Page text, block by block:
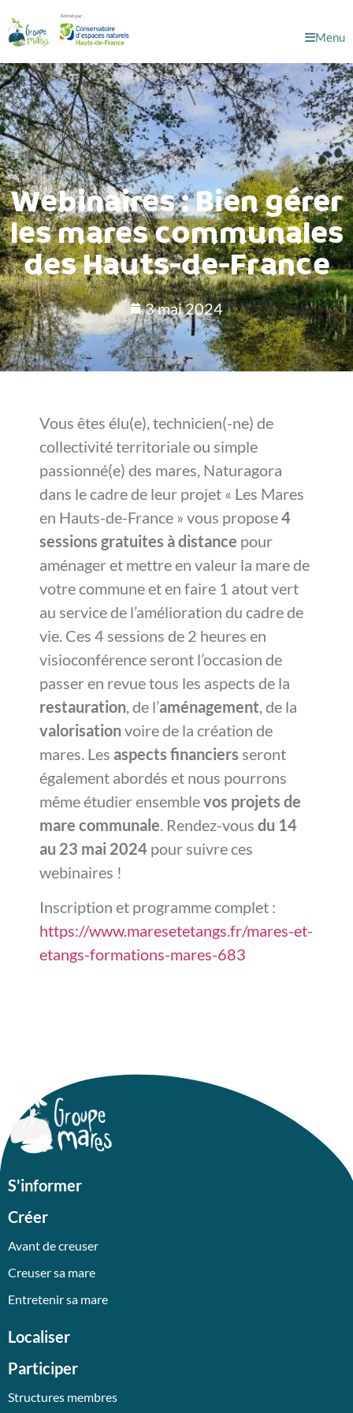
Menu
Webinaires : Bien gérer
les mares communales
des Hauts-de-France
3 mai 2024
Vous êtes élu(e), technicien(-ne) de
collectivité territoriale ou simple
passionné(e) des mares, Naturagora
dans le cadre de leur projet « Les Mares
en Hauts-de-France » vous propose4
sessions gratuites à distance pour
aménager et mettre en valeur la mare de
votre commune et en faire 1 atout vert
au service de l’amélioration du cadre de
vie. Ces 4 sessions de 2 heures en
visioconférence seront l’occasion de
passer en revue tous les aspects de la
restauration , de l’aménagement , de la
valorisationvoire de la création de
mares. Les aspects financiers seront
également abordés et nous pourrons
même étudier ensemblevos projets de
mare communale . Rendez-vous du 14
au 23 mai 2024 pour suivre ces
webinaires !
Inscription et programme complet :
https://www.maresetetangs.fr/mares-et-
etangs-formations-mares-683
S'informer
Créer
Avant de creuser
Creuser sa mare
Entretenir sa mare
Localiser
Participer
Structures membres